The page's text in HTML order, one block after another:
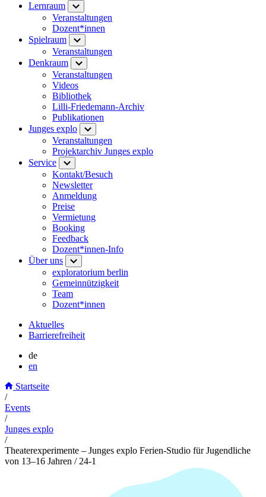
Lernraum
Veranstaltungen
Dozent*innen
Spielraum
Veranstaltungen
Denkraum
Veranstaltungen
Videos
Bibliothek
Lilli-Friedemann-Archiv
Publikationen
Junges explo
Veranstaltungen
Projektarchiv Junges explo
Service
Kontakt/Besuch
Newsletter
Anmeldung
Preise
Vermietung
Booking
Feedback
Dozent*innen-Info
Über uns
exploratorium berlin
Gemeinnützigkeit
Team
Dozent*innen
Aktuelles
Barrierefreiheit
de
en
Startseite
/
Events
/
Junges explo
/
Theaterexperimente – Junges explo Ferien-Studio für Jugendliche
von 13–16 Jahren / 24-1